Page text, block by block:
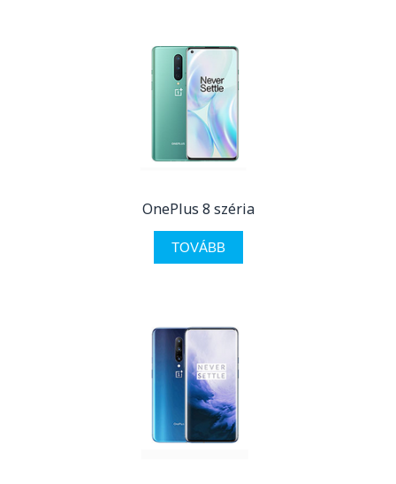
OnePlus 8 széria
TOVÁBB